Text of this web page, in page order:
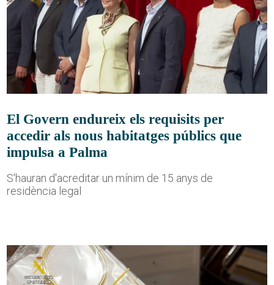
El Govern endureix els requisits per
accedir als nous habitatges públics que
impulsa a Palma
S'hauran d'acreditar un mínim de 15 anys de
residència legal